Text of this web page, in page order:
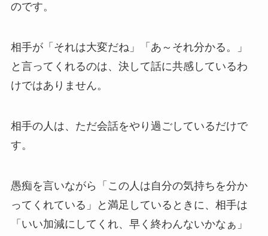
のです。
相手が「それは大変だね」「あ～それ分かる。」
と言ってくれるのは、決して話に共感しているわ
けではありません。
相手の人は、ただ会話をやり過ごしているだけで
す。
愚痴を言いながら「この人は自分の気持ちを分か
ってくれている」と満足しているときに、相手は
「いい加減にしてくれ、早く終わんないかなぁ」